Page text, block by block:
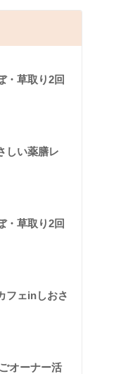
・草取り2回
しい薬膳レ
・草取り2回
フェinしおさ
オーナー活